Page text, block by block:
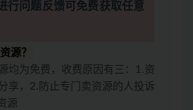
行问题反馈可免费获取任意
源？
均为免费，收费原因有三：1.资
享，2.防止专门卖资源的人投诉
源